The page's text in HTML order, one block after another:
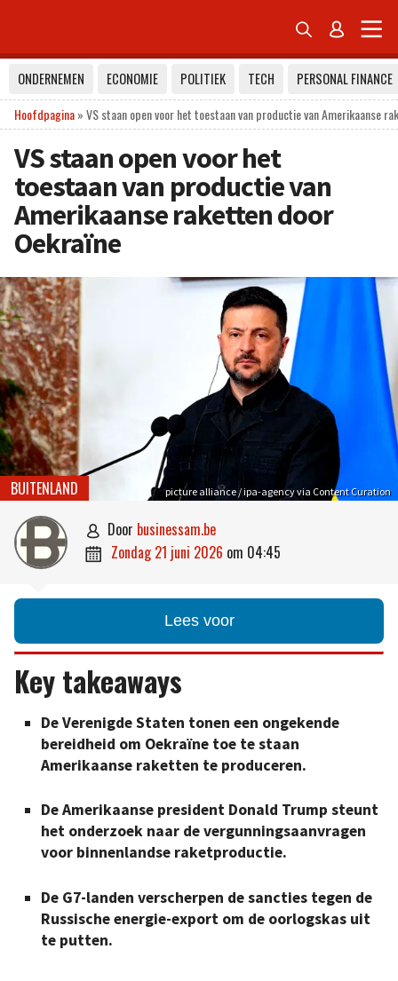
 
ONDERNEMEN ECONOMIE POLITIEK TECH
PERSONAL FINANCE
Hoofdpagina»VS staan open voor het toestaan van productie van Amerikaanse
VS staan open voor het
toestaan van productie van
Amerikaanse raketten door
Oekraïne
picture alliance / ipa-agency via Content Curation
BUITENLAND
 door businessam.be
 zondag 21 juni 2026 om 04:45
Lees voor
Key takeaways
De Verenigde Staten tonen een ongekende
bereidheid om Oekraïne toe te staan
Amerikaanse raketten te produceren.
De Amerikaanse president Donald Trump steunt
het onderzoek naar de vergunningsaanvragen
voor binnenlandse raketproductie.
De G7-landen verscherpen de sancties tegen de
Russische energie-export om de oorlogskas uit
te putten.